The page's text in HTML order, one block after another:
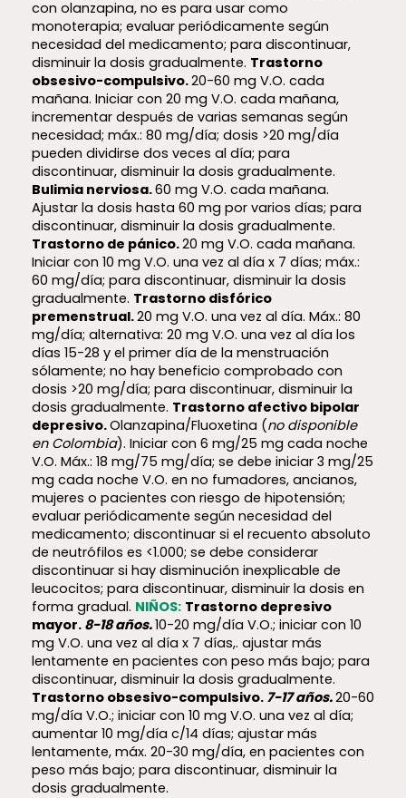
con olanzapina, no es para usar como
monoterapia; evaluar periódicamente según
necesidad del medicamento; para discontinuar,
disminuir la dosis gradualmente. Trastorno
obsesivo-compulsivo.20-60 mg V.O. cada
mañana. Iniciar con 20 mg V.O. cada mañana,
incrementar después de varias semanas según
necesidad; máx.: 80 mg/día; dosis >20 mg/día
pueden dividirse dos veces al día; para
discontinuar, disminuir la dosis gradualmente.
Bulimia nerviosa.60 mg V.O. cada mañana.
Ajustar la dosis hasta 60 mg por varios días; para
discontinuar, disminuir la dosis gradualmente.
Trastorno de pánico.20 mg V.O. cada mañana.
Iniciar con 10 mg V.O. una vez al día x 7 días; máx.:
60 mg/día; para discontinuar, disminuir la dosis
gradualmente. Trastorno disfórico
premenstrual.20 mg V.O. una vez al día. Máx.: 80
mg/día; alternativa: 20 mg V.O. una vez al día los
días 15-28 y el primer día de la menstruación
sólamente; no hay beneficio comprobado con
dosis >20 mg/día; para discontinuar, disminuir la
dosis gradualmente. Trastorno afectivo bipolar
depresivo.Olanzapina/Fluoxetina (no disponible
en Colombia). Iniciar con 6 mg/25 mg cada noche
V.O. Máx.: 18 mg/75 mg/día; se debe iniciar 3 mg/25
mg cada noche V.O. en no fumadores, ancianos,
mujeres o pacientes con riesgo de hipotensión;
evaluar periódicamente según necesidad del
medicamento; discontinuar si el recuento absoluto
de neutrófilos es <1.000; se debe considerar
discontinuar si hay disminución inexplicable de
leucocitos; para discontinuar, disminuir la dosis en
forma gradual. NIÑOS: Trastorno depresivo
mayor. 8-18 años.10-20 mg/día V.O.; iniciar con 10
mg V.O. una vez al día x 7 días,. ajustar más
lentamente en pacientes con peso más bajo; para
discontinuar, disminuir la dosis gradualmente.
Trastorno obsesivo-compulsivo. 7-17 años.20-60
mg/día V.O.; iniciar con 10 mg V.O. una vez al día;
aumentar 10 mg/día c/14 días; ajustar más
lentamente, máx. 20-30 mg/día, en pacientes con
peso más bajo; para discontinuar, disminuir la
dosis gradualmente.